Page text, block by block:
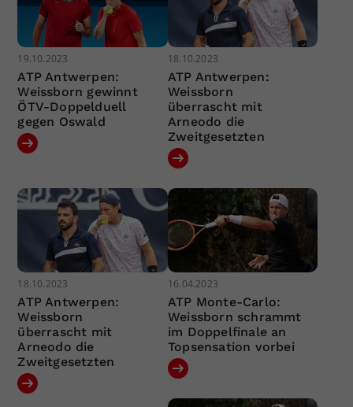
19.10.2023
ATP Antwerpen:
Weissborn gewinnt
ÖTV-Doppelduell
gegen Oswald
18.10.2023
ATP Antwerpen:
Weissborn
überrascht mit
Arneodo die
Zweitgesetzten
18.10.2023
ATP Antwerpen:
Weissborn
überrascht mit
Arneodo die
Zweitgesetzten
16.04.2023
ATP Monte-Carlo:
Weissborn schrammt
im Doppelfinale an
Topsensation vorbei